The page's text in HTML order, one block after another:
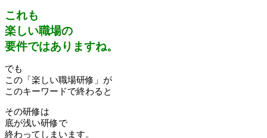
これも
楽しい職場の
要件ではありますね。
でも
この「楽しい職場研修」が
このキーワードで終わると
その研修は
底が浅い研修で
終わってしまいます。